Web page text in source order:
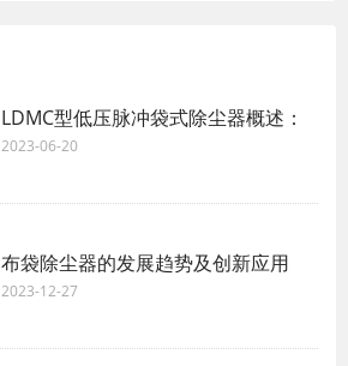
LDMC型低压脉冲袋式除尘器概述：
2023-06-20
布袋除尘器的发展趋势及创新应用
2023-12-27